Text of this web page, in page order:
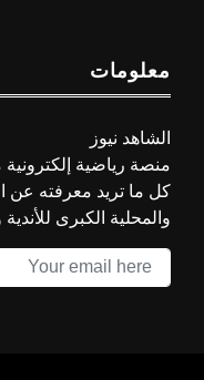
معلومات
الشاهد نيوز
منصة رياضية إلكترونية
كل ما تريد معرفته عن
والمحلية الكبرى